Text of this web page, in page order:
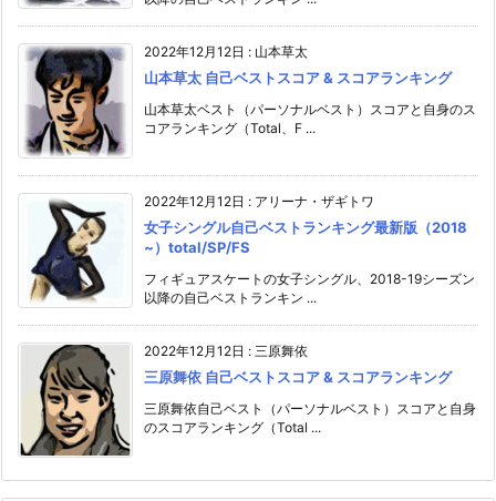
2022年12月12日 : 山本草太
山本草太 自己ベストスコア & スコアランキング
山本草太ベスト（パーソナルベスト）スコアと自身のス
コアランキング（Total、F ...
2022年12月12日 : アリーナ・ザギトワ
女子シングル自己ベストランキング最新版（2018
~）total/SP/FS
フィギュアスケートの女子シングル、2018-19シーズン
以降の自己ベストランキン ...
2022年12月12日 : 三原舞依
三原舞依 自己ベストスコア & スコアランキング
三原舞依自己ベスト（パーソナルベスト）スコアと自身
のスコアランキング（Total ...